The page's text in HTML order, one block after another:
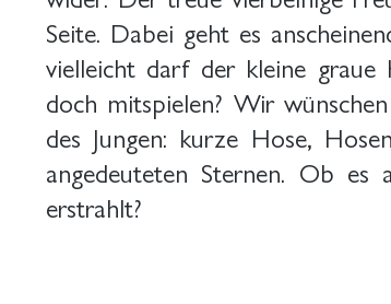
Seite. Dabei geht es
vielleicht darf der kleine
doch mitspielen? Wir
des Jungen: kurze Hose,
angedeuteten Sternen. Ob
erstrahlt?